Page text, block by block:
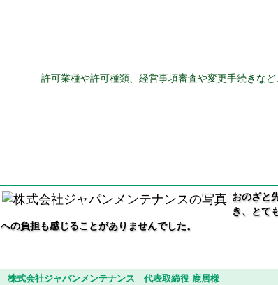
許可業種や許可種類、経営事項審査や変更手続きなど
株式会社ジャパンメンテナンス 代表取締役 鹿居様
おのざと
き、とて
への負担も感じることがありませんでした。